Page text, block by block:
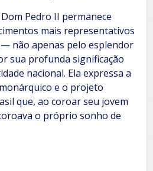
Pedro II permanece
mais representativos
não apenas pelo esplendor
sua profunda significação
nacional. Ela expressa a
e o projeto
que, ao coroar seu jovem
o próprio sonho de